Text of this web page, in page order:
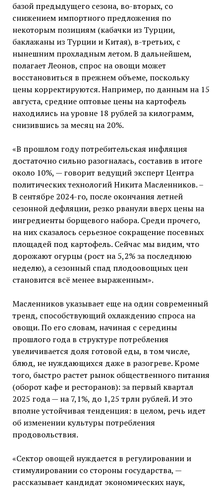
базой предыдущего сезона, во-вторых, со
снижением импортного предложения по
некоторым позициям (кабачки из Турции,
баклажаны из Турции и Китая), в-третьих, с
нынешним прохладным летом. В дальнейшем,
полагает Леонов, спрос на овощи может
восстановиться в прежнем объеме, поскольку
цены корректируются. Например, по данным на 15
августа, средние оптовые цены на картофель
находились на уровне 18 рублей за килограмм,
снизившись за месяц на 20%.
«В прошлом году потребительская инфляция
достаточно сильно разогналась, составив в итоге
около 10%, — говорит ведущий эксперт Центра
политических технологий Никита Масленников. –
В сентябре 2024-го, после окончания летней
сезонной дефляции, резко рванули вверх цены на
ингредиенты борщевого набора. Среди прочего,
на них сказалось серьезное сокращение посевных
площадей под картофель. Сейчас мы видим, что
дорожают огурцы (рост на 5,2% за последнюю
неделю), а сезонный спад плодоовощных цен
становится всё менее выраженным».
Масленников указывает еще на один современный
тренд, способствующий охлаждению спроса на
овощи. По его словам, начиная с середины
прошлого года в структуре потребления
увеличивается доля готовой еды, в том числе,
блюд, не нуждающихся даже в разогреве. Кроме
того, быстро растет рынок общественного питания
(оборот кафе и ресторанов): за первый квартал
2025 года — на 7,1%, до 1,25 трлн рублей. И это
вполне устойчивая тенденция: в целом, речь идет
об изменении культуры потребления
продовольствия.
«Сектор овощей нуждается в регулировании и
стимулировании со стороны государства, —
рассказывает кандидат экономических наук,